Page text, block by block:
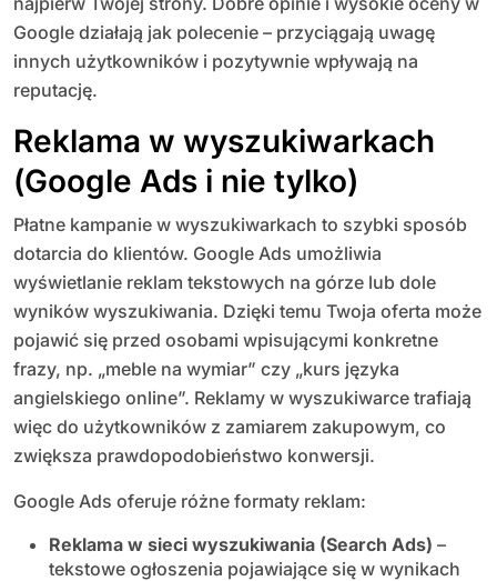
Google działają jak polecenie – przyciągają uwagę
innych użytkowników i pozytywnie wpływają na
reputację.
Reklama w wyszukiwarkach
(Google Ads i nie tylko)
Płatne kampanie w wyszukiwarkach to szybki sposób
dotarcia do klientów. Google Ads umożliwia
wyświetlanie reklam tekstowych na górze lub dole
wyników wyszukiwania. Dzięki temu Twoja oferta może
pojawić się przed osobami wpisującymi konkretne
frazy, np. „meble na wymiar” czy „kurs języka
angielskiego online”. Reklamy w wyszukiwarce trafiają
więc do użytkowników z zamiarem zakupowym, co
zwiększa prawdopodobieństwo konwersji.
Google Ads oferuje różne formaty reklam:
Reklama w sieci wyszukiwania (Search Ads) –
tekstowe ogłoszenia pojawiające się w wynikach